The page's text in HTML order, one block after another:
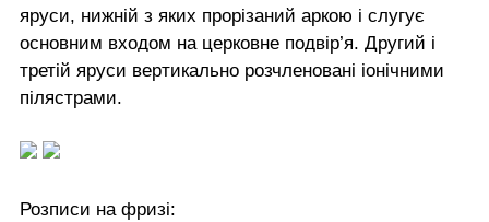
яруси, нижній з яких прорізаний аркою і слугує
основним входом на церковне подвір’я. Другий і
третій яруси вертикально розчленовані іонічними
пілястрами.
Розписи на фризі: